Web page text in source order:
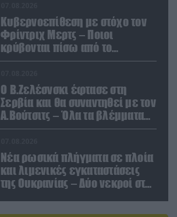
Κυβερνοεπίθεση με στόχο τον
Φρίντριχ Μερτς – Ποιοι
κρύβονται πίσω από το
παραποιημένο βίντεο
Ο Β.Ζελέσνσκι έφτασε στη
Σερβία και θα συναντηθεί με τον
Α.Βούτσιτς – Όλα τα βλέμματα
στις σχέσεις με τη Ρωσία
Νέα ρωσικά πλήγματα σε πλοία
και λιμενικές εγκαταστάσεις
της Ουκρανίας – Δύο νεκροί στην